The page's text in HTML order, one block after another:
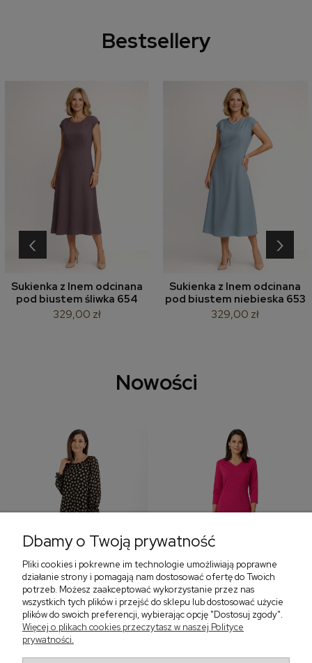
Bestsellery
Sukienka z lnem odcinana
pod biustem śliwka 654
329,00 zł
Sukienka z lnem odcinana
pod biustem niebieska 653
329,00 zł
‹ ›
Nowości
Sukienka z falbaną i
bufiastym rękawem w
Sukienka z dekoltem w
299,00 zł
‹
Dbamy o Twoją prywatność
Pliki cookies i pokrewne im technologie umożliwiają poprawne
działanie strony i pomagają nam dostosować ofertę do Twoich
potrzeb. Możesz zaakceptować wykorzystanie przez nas
wszystkich tych plików i przejść do sklepu lub dostosować użycie
plików do swoich preferencji, wybierając opcję "Dostosuj zgody".
Więcej o plikach cookies przeczytasz w naszej Polityce
prywatności.